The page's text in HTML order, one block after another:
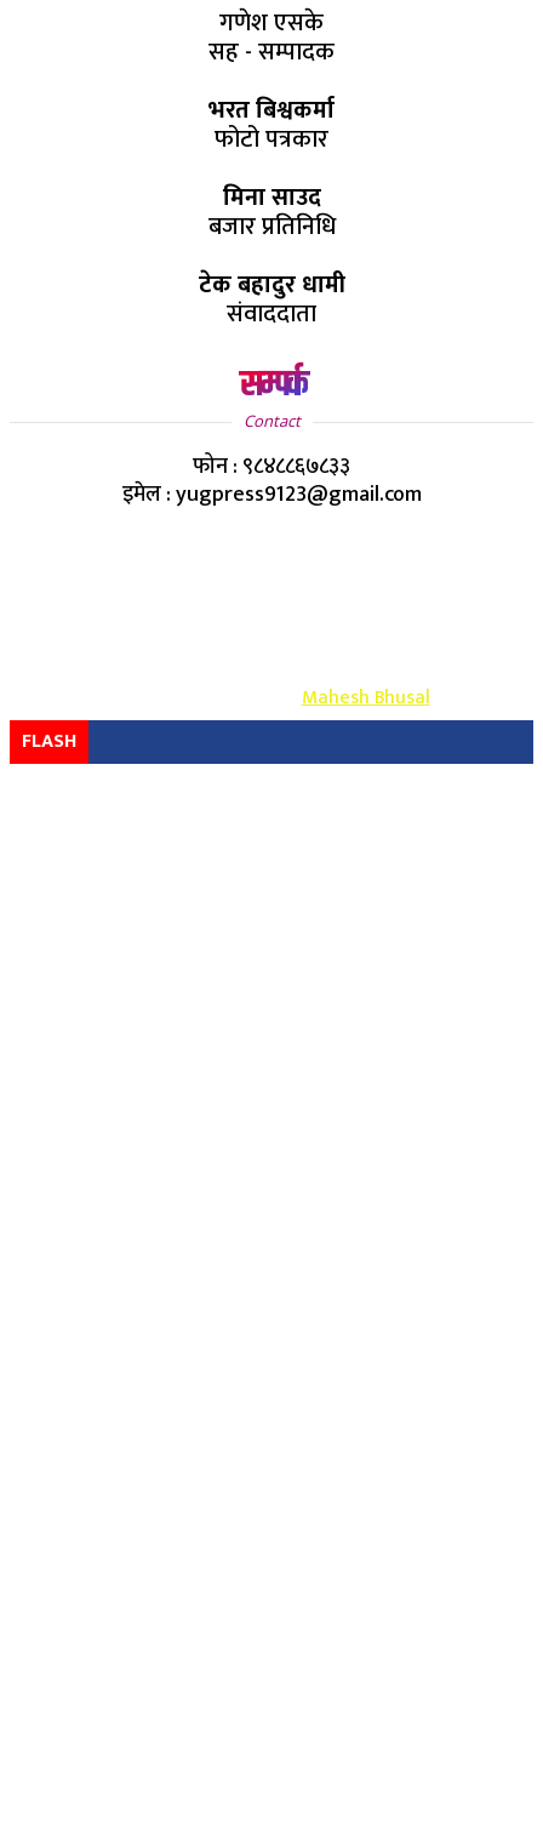
गणेश एसके
सह - सम्पादक
भरत बिश्वकर्मा
फोटो पत्रकार
मिना साउद
बजार प्रतिनिधि
टेक बहादुर धामी
संवाददाता
सम्पर्क
Contact
फोन : ९८४८८६७८३३
इमेल : yugpress9123@gmail.com
Design & Develop By-Mahesh Bhusal
FLASH